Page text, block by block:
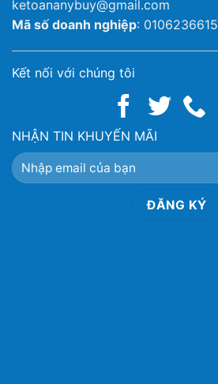
ketoananybuy@gmail.com
Mã số doanh nghiệp: 0106236615
Kết nối với chúng tôi
NHẬN TIN KHUYẾN MÃI